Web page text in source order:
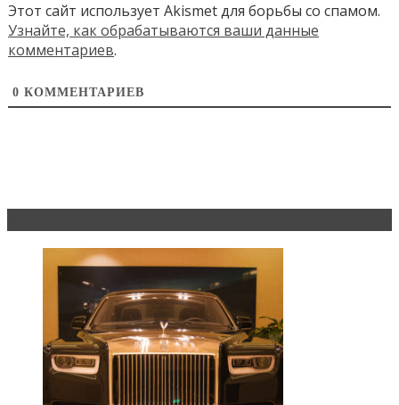
Этот сайт использует Akismet для борьбы со спамом.
Узнайте, как обрабатываются ваши данные
комментариев.
0 КОММЕНТАРИЕВ